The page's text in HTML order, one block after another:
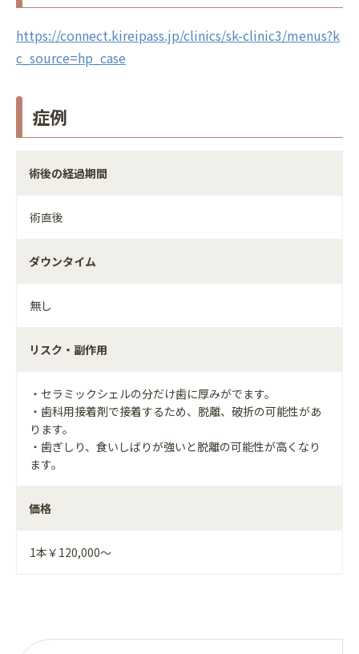
https://connect.kireipass.jp/clinics/sk-clinic3/menus?k
c_source=hp_case
症例
術後の経過期間
術直後
ダウンタイム
無し
リスク・副作用
・セラミックシェルの分だけ歯に厚みがでます。
・歯科用接着剤で接着するため、脱離、破折の可能性があ
ります。
・歯ぎしり、食いしばりが強いと脱離の可能性が高くなり
ます。
価格
1本￥120,000～